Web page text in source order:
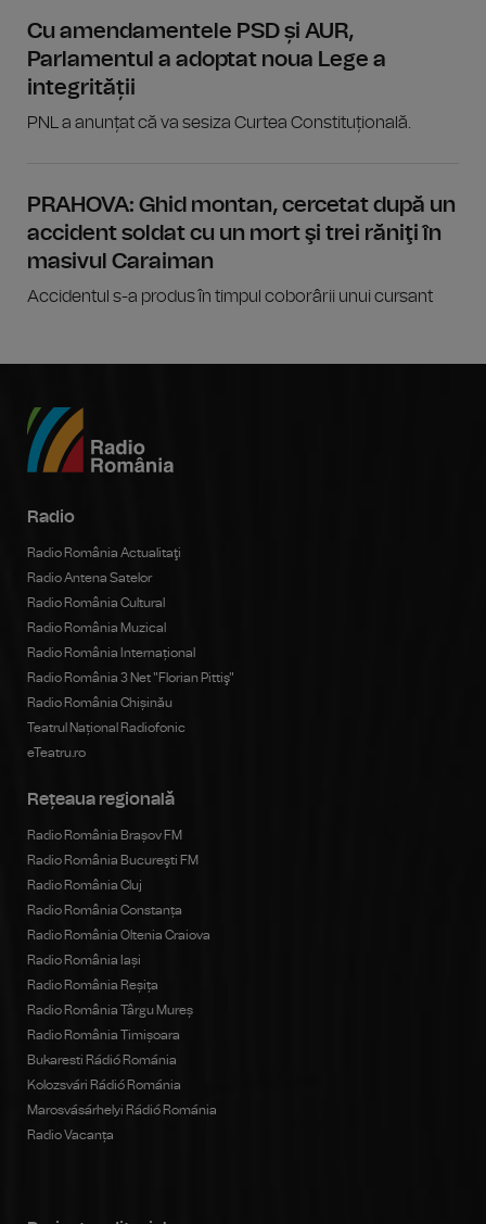
Cu amendamentele PSD și AUR,
Parlamentul a adoptat noua Lege a
integrității
PNL a anunțat că va sesiza Curtea Constituțională.
PRAHOVA: Ghid montan, cercetat după un
accident soldat cu un mort şi trei răniţi în
masivul Caraiman
Accidentul s-a produs în timpul coborârii unui cursant
Radio
Radio România Actualitaţi
Radio Antena Satelor
Radio România Cultural
Radio România Muzical
Radio România Internațional
Radio România 3 Net "Florian Pittiş"
Radio România Chișinău
Teatrul Național Radiofonic
eTeatru.ro
Rețeaua regională
Radio România Brașov FM
Radio România Bucureşti FM
Radio România Cluj
Radio România Constanța
Radio România Oltenia Craiova
Radio România Iași
Radio România Reșița
Radio România Târgu Mureș
Radio România Timișoara
Bukaresti Rádió Románia
Kolozsvári Rádió Románia
Marosvásárhelyi Rádió Románia
Radio Vacanța